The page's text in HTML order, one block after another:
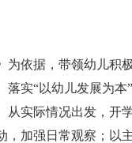
为依据，带领幼儿积
落实“以幼儿发展为
从实际情况出发，开
，加强日常观察；以